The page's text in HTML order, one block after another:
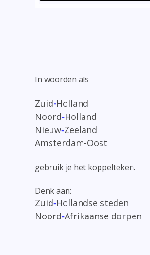
In woorden als
Zuid-Holland
Noord-Holland
Nieuw-Zeeland
Amsterdam-Oost
gebruik je het koppelteken.
Denk aan:
Zuid-Hollandse steden
Noord-Afrikaanse dorpen